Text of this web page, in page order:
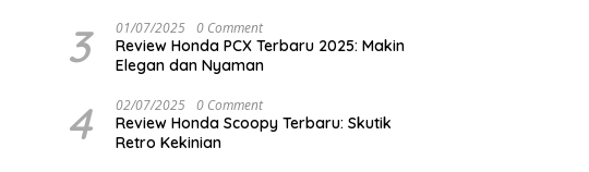
3 01/07/2025 0 Comment
Review Honda PCX Terbaru 2025: Makin
Elegan dan Nyaman
4 02/07/2025 0 Comment
Review Honda Scoopy Terbaru: Skutik
Retro Kekinian